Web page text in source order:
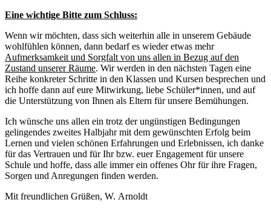
Eine wichtige Bitte zum Schluss:
Wenn wir möchten, dass sich weiterhin alle in unserem Gebäude
wohlfühlen können, dann bedarf es wieder etwas mehr
Aufmerksamkeit und Sorgfalt von uns allen in Bezug auf den
Zustand unserer Räume. Wir werden in den nächsten Tagen eine
Reihe konkreter Schritte in den Klassen und Kursen besprechen und
ich hoffe dann auf eure Mitwirkung, liebe Schüler*innen, und auf
die Unterstützung von Ihnen als Eltern für unsere Bemühungen.
Ich wünsche uns allen ein trotz der ungünstigen Bedingungen
gelingendes zweites Halbjahr mit dem gewünschten Erfolg beim
Lernen und vielen schönen Erfahrungen und Erlebnissen, ich danke
für das Vertrauen und für Ihr bzw. euer Engagement für unsere
Schule und hoffe, dass alle immer ein offenes Ohr für ihre Fragen,
Sorgen und Anregungen finden werden.
Mit freundlichen Grüßen, W. Arnoldt